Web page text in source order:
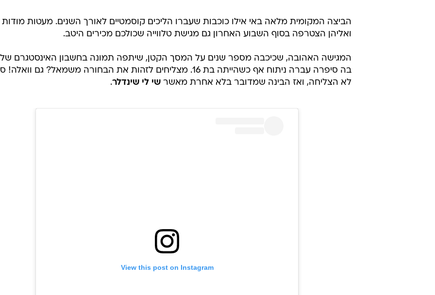
הביצה המקומית מלאה באי אילו כוכבות שעברו הליכים קוסמטיים לאורך השנים. מעטות
ואליהן הצטרפה בסוף השבוע האחרון גם מגישת טלווייה שכולכם מכירים היטב.
המגישה האהובה, שכיכבה מספר שנים על המסך הקטן, שיתפה תמונה בחשבון האינסטגרם
בה סיפרה עברה ניתוח אף כשהייתה בת 16. מצליחים לזהות את הבחורה משמאל? גם
לא הצליחה, ואז הבינה שמדובר בלא אחרת מאשר שי לי שינדלר.
View this post on Instagram